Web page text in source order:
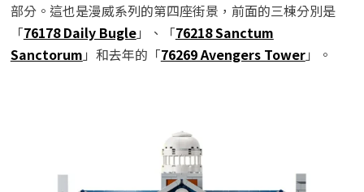
部分。這也是漫威系列的第四座街景，前面的三棟分別是
「76178 Daily Bugle」、「76218 Sanctum
Sanctorum 」和去年的「76269 Avengers Tower」。